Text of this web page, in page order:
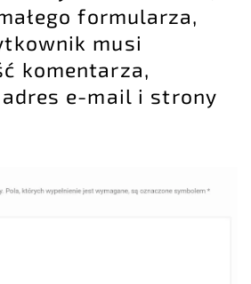
formularza,
musi
komentarza,
e-mail i strony